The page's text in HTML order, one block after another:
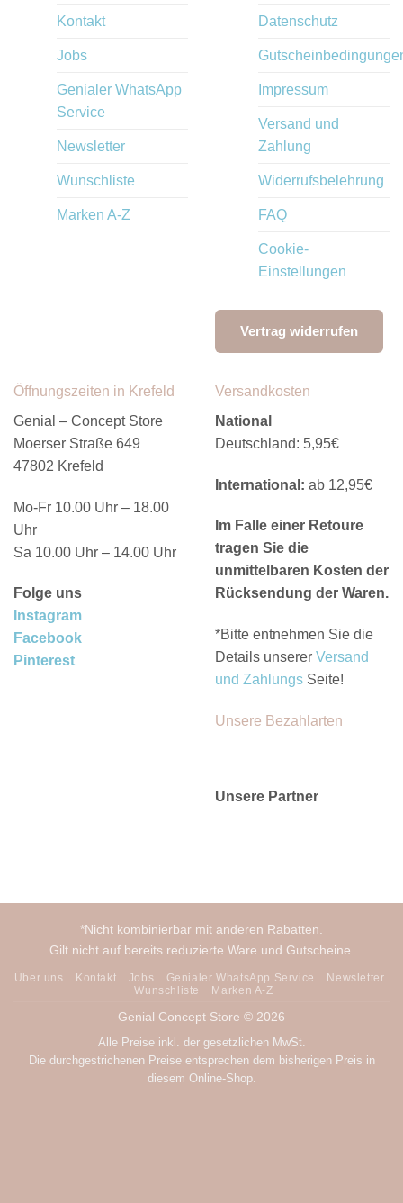
Kontakt
Jobs
Genialer WhatsApp
Service
Newsletter
Wunschliste
Marken A-Z
Datenschutz
Impressum
Versand und
Zahlung
Widerrufsbelehrung
FAQ
Cookie-
Einstellungen
Vertrag widerrufen
Öffnungszeiten in Krefeld
Genial – Concept Store
Moerser Straße 649
47802 Krefeld
Mo-Fr 10.00 Uhr – 18.00
Uhr
Sa 10.00 Uhr – 14.00 Uhr
Folge uns
Instagram
Facebook
Pinterest
Versandkosten
National
Deutschland: 5,95€
International: ab 12,95€
Im Falle einer Retoure
tragen Sie die
unmittelbaren Kosten der
Rücksendung der Waren.
*Bitte entnehmen Sie die
Details unserer Versand
und Zahlungs Seite!
Unsere Bezahlarten
Unsere Partner
*Nicht kombinierbar mit anderen Rabatten.
Gilt nicht auf bereits reduzierte Ware und Gutscheine.
Über uns Kontakt Jobs Genialer WhatsApp Service
Newsletter
Wunschliste
Marken A-Z
Genial Concept Store © 2026
Alle Preise inkl. der gesetzlichen MwSt.
Die durchgestrichenen Preise entsprechen dem bisherigen Preis in
diesem Online-Shop.